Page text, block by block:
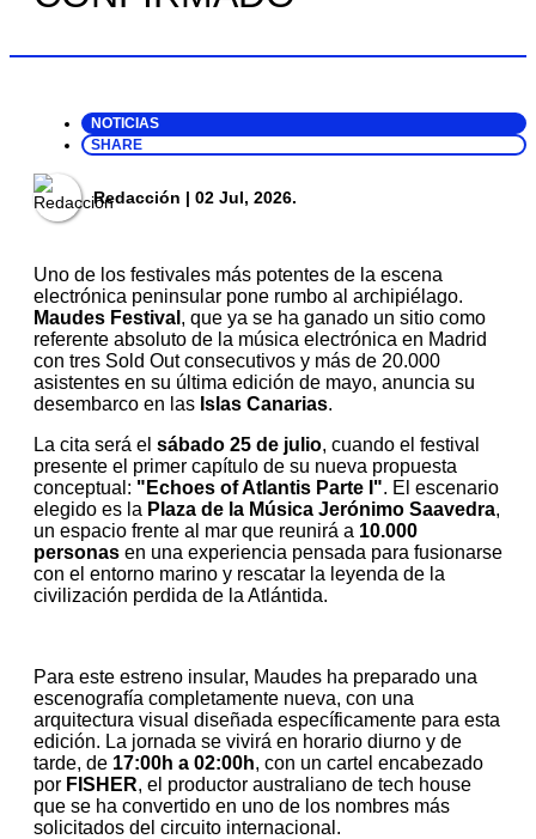
NOTICIAS
SHARE
Redacción | 02 Jul, 2026.
Uno de los festivales más potentes de la escena
electrónica peninsular pone rumbo al archipiélago.
Maudes Festival , que ya se ha ganado un sitio como
referente absoluto de la música electrónica en Madrid
con tres Sold Out consecutivos y más de 20.000
asistentes en su última edición de mayo, anuncia su
desembarco en las Islas Canarias.
La cita será el sábado 25 de julio, cuando el festival
presente el primer capítulo de su nueva propuesta
conceptual: "Echoes of Atlantis Parte I". El escenario
elegido es la Plaza de la Música Jerónimo Saavedra,
un espacio frente al mar que reunirá a 10.000
personas en una experiencia pensada para fusionarse
con el entorno marino y rescatar la leyenda de la
civilización perdida de la Atlántida.
Para este estreno insular, Maudes ha preparado una
escenografía completamente nueva, con una
arquitectura visual diseñada específicamente para esta
edición. La jornada se vivirá en horario diurno y de
tarde, de 17:00h a 02:00h, con un cartel encabezado
por FISHER, el productor australiano de tech house
que se ha convertido en uno de los nombres más
solicitados del circuito internacional.